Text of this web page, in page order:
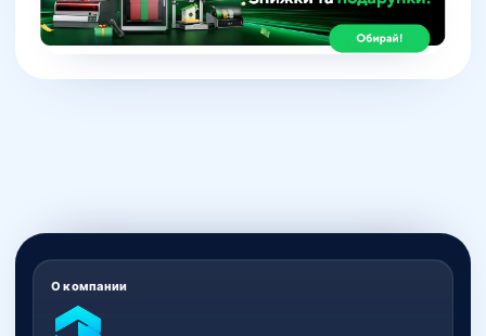
О компании